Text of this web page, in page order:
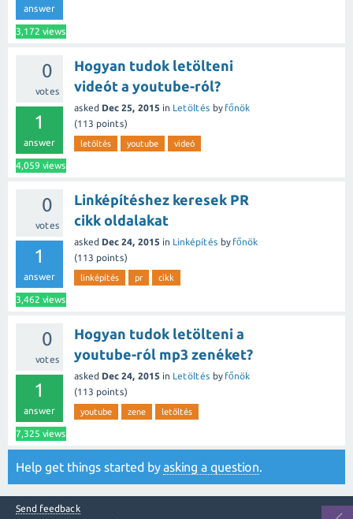
answer
3,172 views
0
votes
1
answer
4,059 views
Hogyan tudok letölteni
videót a youtube-ról?
asked Dec 25, 2015 in Letöltés by főnök
(113 points)
letöltés youtube videó
0
votes
1
answer
3,462 views
Linképítéshez keresek PR
cikk oldalakat
asked Dec 24, 2015 in Linképítés by főnök
(113 points)
linképítés pr cikk
0
votes
1
answer
7,325 views
Hogyan tudok letölteni a
youtube-ról mp3 zenéket?
asked Dec 24, 2015 in Letöltés by főnök
(113 points)
youtube zene letöltés
Help get things started byasking a question.
Send feedback